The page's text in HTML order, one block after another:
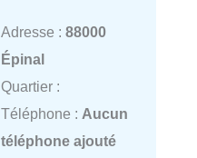
Adresse : 88000
Épinal
Quartier :
Téléphone : Aucun
téléphone ajouté